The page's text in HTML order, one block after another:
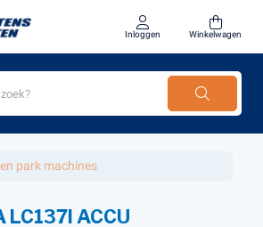
Inloggen Winkelwagen
park machines
LC137I ACCU